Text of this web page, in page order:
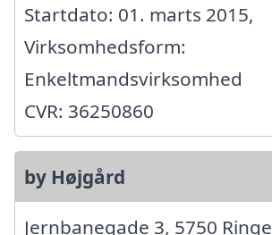
Startdato: 01. marts 2015,
Virksomhedsform:
Enkeltmandsvirksomhed
CVR: 36250860
by Højgård
Jernbanegade 3, 5750 Ringe